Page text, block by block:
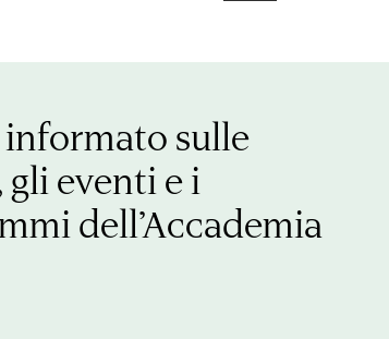
sulle
eventi e i
dell’Accademia